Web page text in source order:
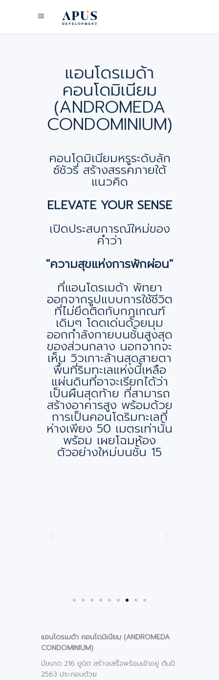
แอนโดรเมด้า
คอนโดมิเนียม
(ANDROMEDA
CONDOMINIUM)
คอนโดมิเนียมหรูระดับลัก
ซ์ชัวรี่ สร้างสรรคภายใต้
แนวคิด
ELEVATE YOUR SENSE
เปิดประสบการณ์ใหม่ของ
คำว่า
"ความสุขแห่งการพักผ่อน"
ที่แอนโดรเมด้า พัทยา
ออกจากรูปแบบการใช้ชีวิต
ที่ไม่ยึดติดกับกฎเกณฑ์
เดิมๆ โดดเด่นด้วยมุม
ออกกำลังกายบนชั้นสูงสุด
ของส่วนกลาง นอกจากจะ
เห็น วิวเกาะล้านสุดสายตา
พื้นที่ริมทะเลแห่งนี้เหลือ
แผ่นดินที่อาจะเรียกได้ว่า
เป็นผืนสุดท้าย ที่สามารถ
สร้างอาคารสูง พร้อมด้วย
การเป็นคอนโดริมทะเลที่
ห่างเพียง 50 เมตรเท่านั้น
พร้อม เผยโฉมห้อง
ตัวอย่างใหม่บนชั้น 15
แอนโดรเมด้า คอนโดมิเนียม (ANDROMEDA
CONDOMINIUM)
มีขนาด 216 ยูนิต สร้างเสร็จพร้อมเข้าอยู่ ต้นปี
2563 ประกอบด้วย